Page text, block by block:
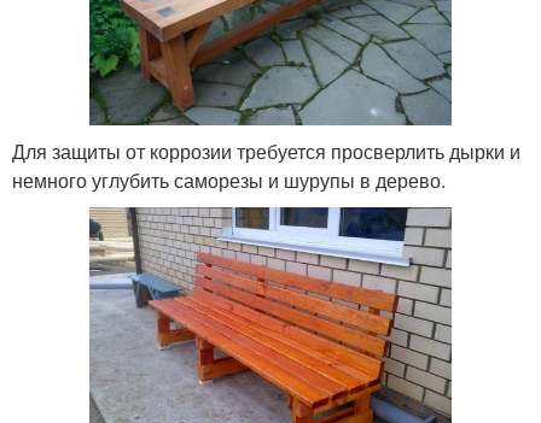
Для защиты от коррозии требуется просверлить дырки и
немного углубить саморезы и шурупы в дерево.